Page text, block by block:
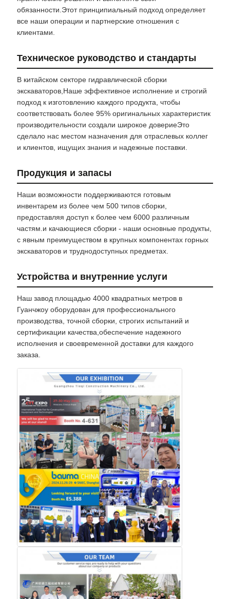
обязанности.Этот принципиальный подход определяет
все наши операции и партнерские отношения с
клиентами.
Техническое руководство и стандарты
В китайском секторе гидравлической сборки
экскаваторов,Наше эффективное исполнение и строгий
подход к изготовлению каждого продукта, чтобы
соответствовать более 95% оригинальных характеристик
производительности создали широкое довериеЭто
сделало нас местом назначения для отраслевых коллег
и клиентов, ищущих знания и надежные поставки.
Продукция и запасы
Наши возможности поддерживаются готовым
инвентарем из более чем 500 типов сборки,
предоставляя доступ к более чем 6000 различным
частям.и качающиеся сборки - наши основные продукты,
с явным преимуществом в крупных компонентах горных
экскаваторов и труднодоступных предметах.
Устройства и внутренние услуги
Наш завод площадью 4000 квадратных метров в
Гуанчжоу оборудован для профессионального
производства, точной сборки, строгих испытаний и
сертификации качества,обеспечение надежного
исполнения и своевременной доставки для каждого
заказа.